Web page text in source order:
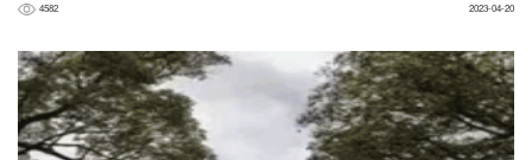
4582 2023-04-20